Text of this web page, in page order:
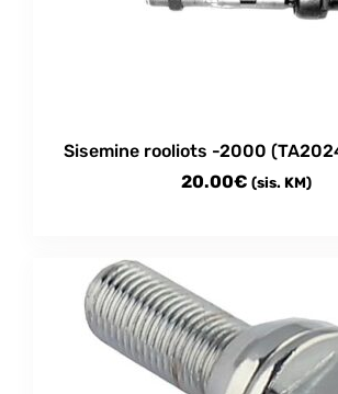
Sisemine rooliots -2000
20.00€ (sis. KM)